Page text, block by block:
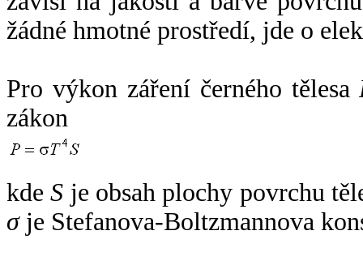
žádné hmotné prostředí, jde o
Pro výkon záření černého tělesa
zákon
kdeS je obsah plochy povrchu
σje Stefanova-Boltzmannova